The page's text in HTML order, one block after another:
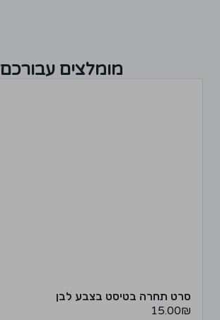
מומלצים עבורכם
סרט תחרה בטיסט בצבע לבן
15.00₪